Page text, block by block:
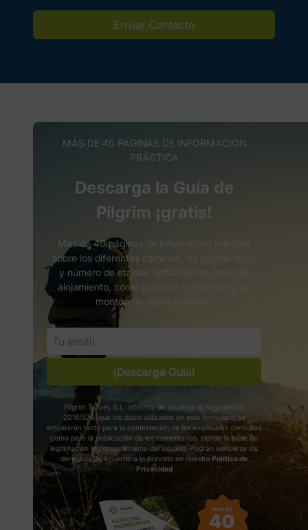
Enviar Contacto
MÁS DE 40 PAGINAS DE INFORMACION
PRÁCTICA
Descarga la Guía de
Pilgrim ¡gratis!
Más de 40 páginas de informacion práctica
sobre los diferentes caminos, los puntos inicio
y número de etapas, señalización, tipos de
alojamiento, cómo preparar tu mochila y un
montón de datos curiosos.
¡Descarga Guía!
Pilgrim Travel, S.L. informa, de acuerdo al Reglamento
2016/679, que los datos utilizados en este formulario se
emplearán tanto para la contestación de las eventuales consultas
como para la publicación de los comentarios, siendo la base de
legitimación el consentimiento del usuario. Podrán ejercerse los
derechos de acuerdo a lo previsto en nuestra Política de
Privacidad